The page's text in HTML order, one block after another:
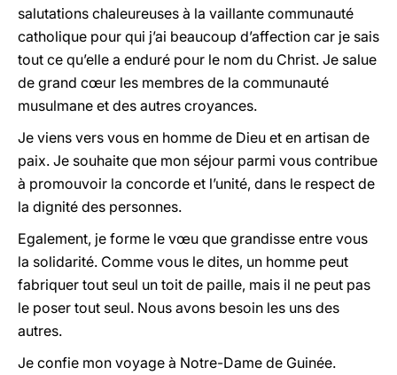
salutations chaleureuses à la vaillante communauté
catholique pour qui j’ai beaucoup d’affection car je sais
tout ce qu’elle a enduré pour le nom du Christ. Je salue
de grand cœur les membres de la communauté
musulmane et des autres croyances.
Je viens vers vous en homme de Dieu et en artisan de
paix. Je souhaite que mon séjour parmi vous contribue
à promouvoir la concorde et l’unité, dans le respect de
la dignité des personnes.
Egalement, je forme le vœu que grandisse entre vous
la solidarité. Comme vous le dites, un homme peut
fabriquer tout seul un toit de paille, mais il ne peut pas
le poser tout seul. Nous avons besoin les uns des
autres.
Je confie mon voyage à Notre-Dame de Guinée.